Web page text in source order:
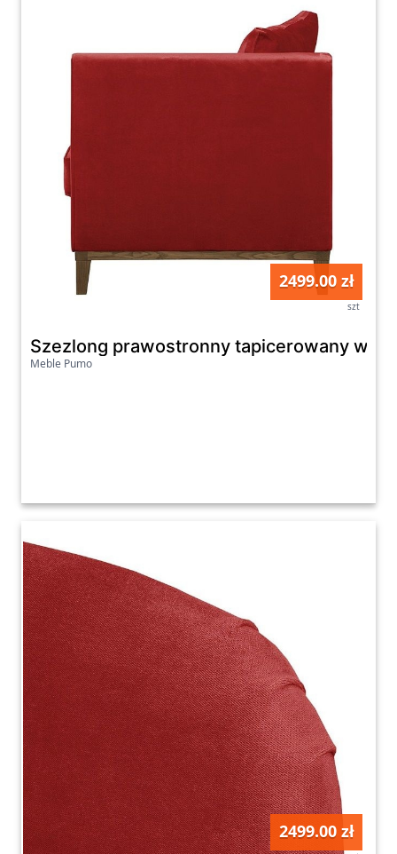
jak schowki na kubki czy kółka ułatwiające
przemieszczanie mebla. Nasze leżanki
wykonane są z wysokiej jakości materiałów,
czystości. Zachęcamy do zapoznania się z
naszą ofertą i znalezienia idealnej leżanki,
która spełni wszystkie Twoje oczekiwania i
2499.00 zł
szt
Szezlong prawostronny tapicerowany
Meble Pumo
2499.00 zł